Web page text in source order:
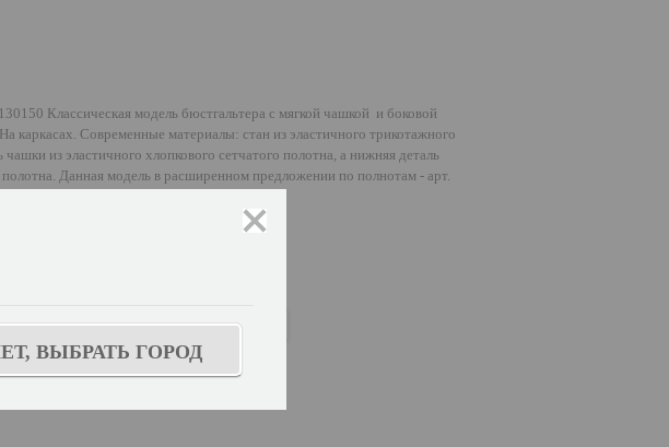
Классическая модель бюстгальтера с мягкой чашкой и боковой
каркасах. Современные материалы: стан из эластичного трикотажного
чашки из эластичного хлопкового сетчатого полотна, а нижняя деталь
Данная модель в расширенном предложении по полнотам - арт.
цвет: Нюд
Узнать размер
ВЫБРАТЬ ГОРОД